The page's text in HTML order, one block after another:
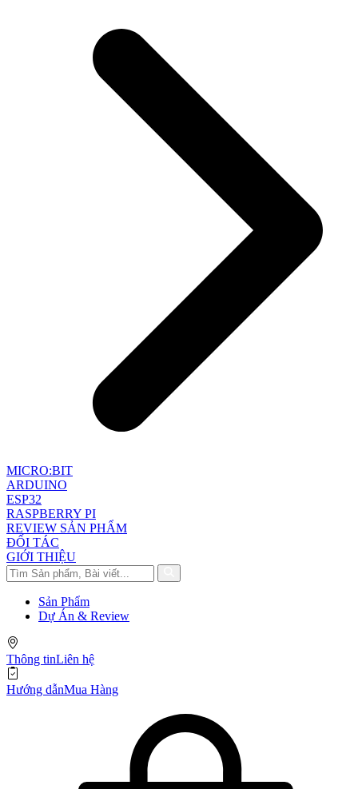
MICRO:BIT
ARDUINO
ESP32
RASPBERRY PI
REVIEW SẢN PHẨM
ĐỐI TÁC
GIỚI THIỆU
Sản Phẩm
Dự Án & Review
Thông tinLiên hệ
Hướng dẫnMua Hàng